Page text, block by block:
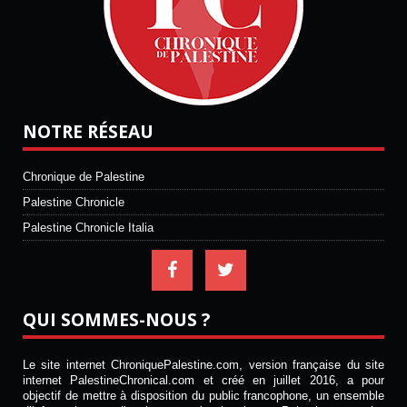
NOTRE RÉSEAU
Chronique de Palestine
Palestine Chronicle
Palestine Chronicle Italia
QUI SOMMES-NOUS ?
Le site internet ChroniquePalestine.com, version française du site
internet PalestineChronical.com et créé en juillet 2016, a pour
objectif de mettre à disposition du public francophone, un ensemble